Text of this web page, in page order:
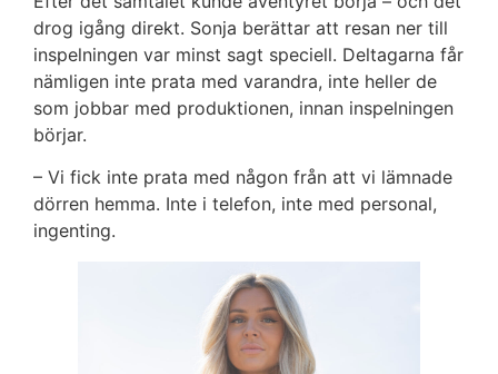
drog igång direkt. Sonja berättar att resan ner till
inspelningen var minst sagt speciell. Deltagarna får
nämligen inte prata med varandra, inte heller de
som jobbar med produktionen, innan inspelningen
börjar.
– Vi fick inte prata med någon från att vi lämnade
dörren hemma. Inte i telefon, inte med personal,
ingenting.